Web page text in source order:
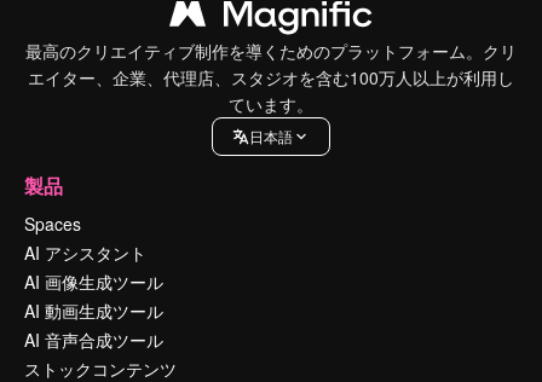
最高のクリエイティブ制作を導くためのプラットフォーム。クリ
エイター、企業、代理店、スタジオを含む100万人以上が利用し
ています。
日本語
製品
Spaces
AI アシスタント
AI 画像生成ツール
AI 動画生成ツール
AI 音声合成ツール
ストックコンテンツ